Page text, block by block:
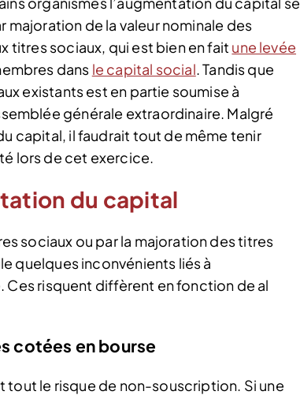
majoration de la valeur nominale des
titres sociaux, qui est bien en fait une levée
dans le capital social. Tandis que
existants est en partie soumise à
générale extraordinaire. Malgré
capital, il faudrait tout de même tenir
lors de cet exercice.
du capital
sociaux ou par la majoration des titres
quelques inconvénients liés à
Ces risquent diffèrent en fonction de al
cotées en bourse
tout le risque de non-souscription. Si une